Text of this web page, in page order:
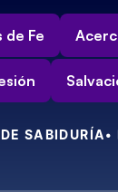
de Fe
SABIDURÍA•